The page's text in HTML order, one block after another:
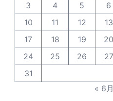
3
4 5 6
10
11 12 13
17
18 19 20
24
25 26 27
31
« 6月